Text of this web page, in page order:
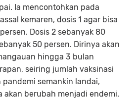
Ia mencontohkan pada
kemaren, dosis 1 agar bisa
Dosis 2 sebanyak 80
50 persen. Dirinya akan
hingga 3 bulan
seiring jumlah vaksinasi
semankin landai,
akan berubah menjadi endemi.